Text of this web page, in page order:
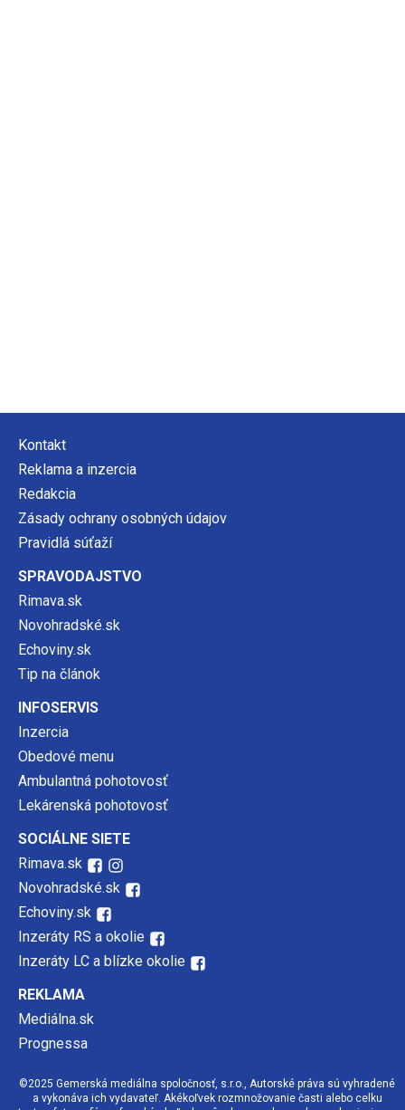
Kontakt
Reklama a inzercia
Redakcia
Zásady ochrany osobných údajov
Pravidlá súťaží
SPRAVODAJSTVO
Rimava.sk
Novohradské.sk
Echoviny.sk
Tip na článok
INFOSERVIS
Inzercia
Obedové menu
Ambulantná pohotovosť
Lekárenská pohotovosť
SOCIÁLNE SIETE
Rimava.sk
Novohradské.sk
Echoviny.sk
Inzeráty RS a okolie
Inzeráty LC a blízke okolie
REKLAMA
Mediálna.sk
Prognessa
©2025 Gemerská mediálna spoločnosť, s.r.o., Autorské práva sú vyhradené
a vykonáva ich vydavateľ. Akékoľvek rozmnožovanie časti alebo celku